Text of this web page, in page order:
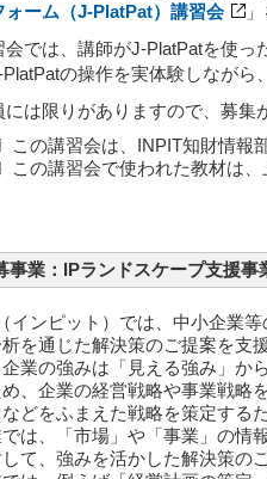
ォーム（J-PlatPat）講習会
会では、講師がJ-PlatPatを使っ
の操作を実体験しながら
には限りがありますので、募集
この講習会は、INPIT知財情報
この講習会で使われた教材は
事業：IPランドスケープ支援事
インピット）では、中小企業
を通じた解決策のご提案を支
業の強みは「見える強み」か
、企業の経営戦略や事業戦略
どをふまえた戦略を策定する
は、「市場」や「事業」の情
て、強みを活かした解決策の